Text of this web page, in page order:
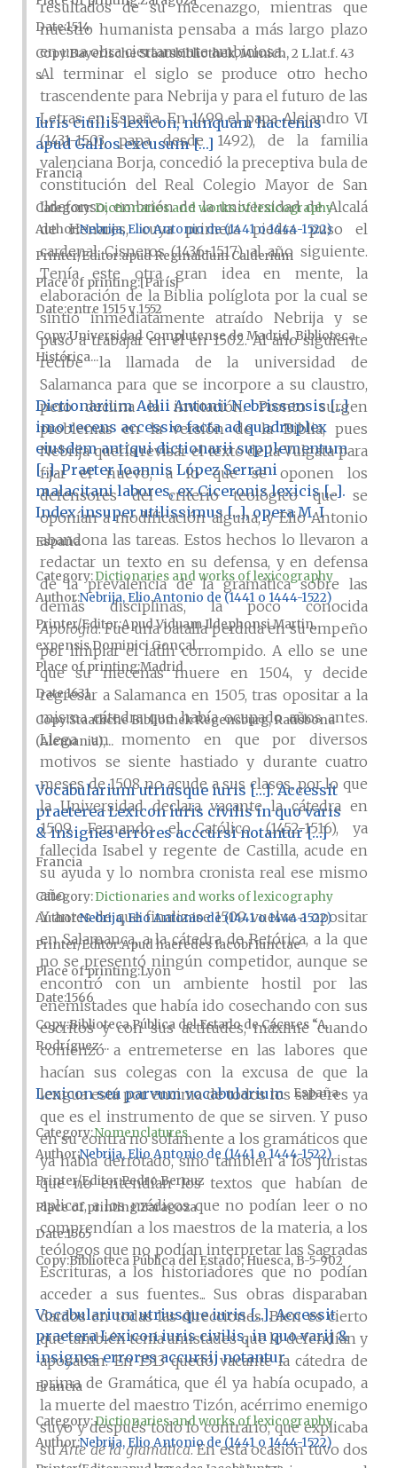
resultados de su mecenazgo, mientras que
nuestro humanista pensaba a más largo plazo
en una obra ciertamente ambiciosa.
Al terminar el siglo se produce otro hecho
trascendente para Nebrija y para el futuro de las
Letras en España. En 1499 el papa Alejandro VI
(1431-1503, papa desde 1492), de la familia
valenciana Borja, concedió la preceptiva bula de
constitución del Real Colegio Mayor de San
Ildefonso, embrión de la universidad de Alcalá
de Henares, cuya primera piedra puso el
cardenal Cisneros (1436-1517) al año siguiente.
Tenía este otra gran idea en mente, la
elaboración de la Biblia políglota por la cual se
sintió inmediatamente atraído Nebrija y se
puso a trabajar en él en 1502. Al año siguiente
recibe la llamada de la universidad de
Salamanca para que se incorpore a su claustro,
pero declina la invitación. Pronto surgen
problemas en la versión de la Biblia, pues
Nebrija quería revisar el texto de la Vulgata para
fijar el nuevo, a lo que se oponen los
defensores del criterio teológico que se
oponían a modificación alguna, y Elio Antonio
abandona las tareas. Estos hechos lo llevaron a
redactar un texto en su defensa, y en defensa
de la prevalencia de la gramática sobre las
demás disciplinas, la poco conocida
Apologia. Fue una batalla perdida en su empeño
por limpiar el latín corrompido. A ello se une
que su mecenas muere en 1504, y decide
regresar a Salamanca en 1505, tras opositar a la
misma cátedra que había ocupado años antes.
Llega un momento en que por diversos
motivos se siente hastiado y durante cuatro
meses de 1508 no acude a sus clases, por lo que
la Universidad declara vacante la cátedra en
1509. Fernando el Católico (1452-1516), ya
fallecida Isabel y regente de Castilla, acude en
su ayuda y lo nombra cronista real ese mismo
año.
Y antes de que finalizase 1509 vuelve a opositar
en Salamanca, a la cátedra de Retórica, a la que
no se presentó ningún competidor, aunque se
encontró con un ambiente hostil por las
enemistades que había ido cosechando con sus
escritos y con sus actitudes, máxime cuando
comenzó a entremeterse en las labores que
hacían sus colegas con la excusa de que la
lengua está por encima de todos los saberes ya
que es el instrumento de que se sirven. Y puso
en su contra no solamente a los gramáticos que
ya había derrotado, sino también a los juristas
que no entendían los textos que habían de
aplicar, a los médicos que no podían leer o no
comprendían a los maestros de la materia, a los
teólogos que no podían interpretar las Sagradas
Escrituras, a los historiadores que no podían
acceder a sus fuentes... Sus obras disparaban
dardos en todas las direcciones. Bien es cierto
que también tenía amistades que lo defendían y
apoyaban. En 1513 quedó vacante la cátedra de
prima de Gramática, que él ya había ocupado, a
la muerte del maestro Tizón, acérrimo enemigo
suyo y después todo lo contrario, que explicaba
suArte de la gramática. En esta ocasión tuvo dos
Date1514
CopyBayerische Staatsbibliothek, Múnich, 2 L.lat.f. 43
s.
Iuris ciuilis lexicon, nunquam hactenus
apud Gallos excusum […]
Francia
Category:Dictionaries and works of lexicography
AuthorNebrija, Elio Antonio de (1441 o 1444-1522)
Printer/Editorapud Reginaldum Calderium
Place of printing[París]
Date entre 1515 y 1552
CopyUniversidad Complutense de Madrid, Biblioteca
Histórica...
Dictionarium Aelii Antonii Nebrissensis [...]
imo recens accessio facta ad quadruplex
eiusdem antiqui dictionarii supplementum
[...]. Praeter Ioannis López Serrani
malacitani labores, ex Ciceronis lexicis [...].
Index insuper utilissimus [...], opera M. I
España
Category:Dictionaries and works of lexicography
AuthorNebrija, Elio Antonio de (1441 o 1444-1522)
Printer/EditorApud Viduam Ildephonsi Martin,
expensis Dominici Gonçal...
Place of printingMadrid
Date1631
CopyStaatliche Bibliothek Regensburg, Ratisbona
(Alemania),...
Vocabularium utriusque iuris […]. Accessit
praeterea Lexicon iuris civilis in quo varis
& insignes errores acccursi notantur […]
Francia
Category:Dictionaries and works of lexicography
AuthorNebrija, Elio Antonio de (1441 o 1444-1522)
Printer/EditorApud haeredes Iacobi Iunctae
Place of printingLyon
Date1566
CopyBiblioteca Pública del Estado de Cáceres “A.
Rodríguez ...
Lexicon seu parvum vocabularium España
Category:Nomenclatures
Author Nebrija, Elio Antonio de (1441 o 1444-1522)
Printer/Editor Pedro Bernuz
Place of printingZaragoza
Date1565
CopyBiblioteca Pública del Estado, Huesca, B-5-902
Vocabularium utriusque iuris [...]. Accessit
praetera Lexicon iuris civilis, in quo varij &
insignes errores accursij notantur
Francia
Category:Dictionaries and works of lexicography
AuthorNebrija, Elio Antonio de (1441 o 1444-1522)